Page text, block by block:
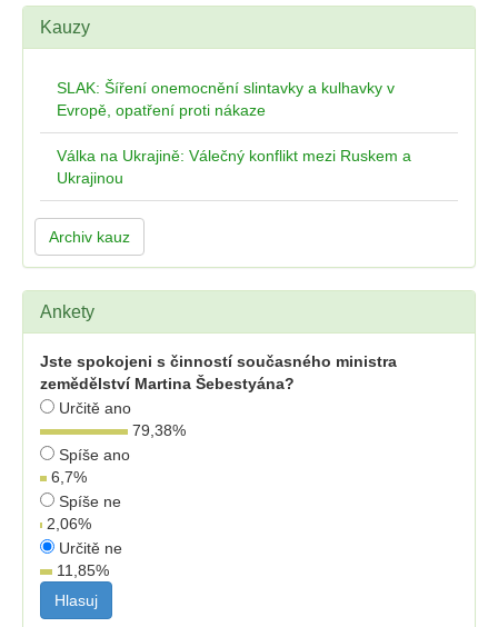
Kauzy
SLAK: Šíření onemocnění slintavky a kulhavky v
Evropě, opatření proti nákaze
Válka na Ukrajině: Válečný konflikt mezi Ruskem a
Ukrajinou
Archiv kauz
Ankety
Jste spokojeni s činností současného ministra
zemědělství Martina Šebestyána?
Určitě ano
79,38%
Spíše ano
6,7%
Spíše ne
2,06%
Určitě ne
11,85%